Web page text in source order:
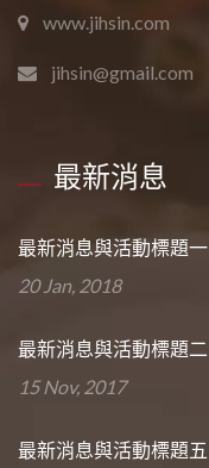
www.jihsin.com
jihsin@gmail.com
最新消息
最新消息與活動標題一
20 Jan, 2018
最新消息與活動標題二
15 Nov, 2017
最新消息與活動標題五